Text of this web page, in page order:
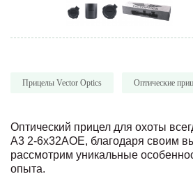
Прицелы Vector Optics Оптические
Оптический прицел для охоты
A3 2-6x32AOE, благодаря своим
рассмотрим уникальные
опыта.